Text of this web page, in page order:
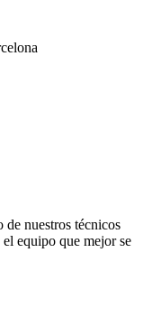
nuestros técnicos
equipo que mejor se